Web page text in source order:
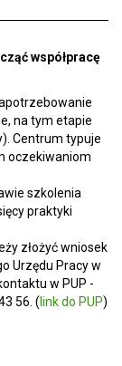
współpracę
na tym etapie
Centrum typuje
oczekiwaniom
szkolenia
praktyki
złożyć wniosek
Urzędu Pracy w
w PUP -
56. ( link do PUP)